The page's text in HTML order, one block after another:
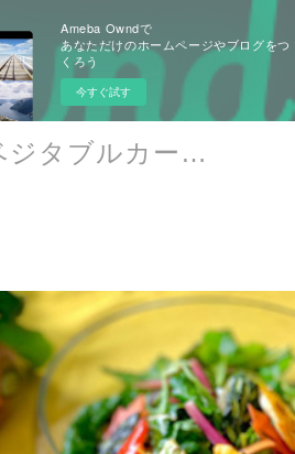
Ameba Owndで
あなただけのホームページやブログをつ
くろう
今すぐ試す
フルーツベジタブルカービング/本格タイ料理教室 Le Sourire -art de la table-